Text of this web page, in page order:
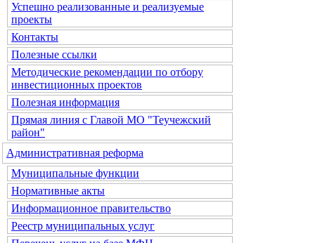
Успешно реализованные и реализуемые
проекты
Контакты
Полезные ссылки
Методические рекомендации по отбору
инвестиционных проектов
Полезная информация
Прямая линия с Главой МО "Теучежский
район"
Административная реформа
Муниципальные функции
Нормативные акты
Информационное правительство
Реестр муниципальных услуг